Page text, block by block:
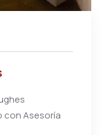
con Asesoría